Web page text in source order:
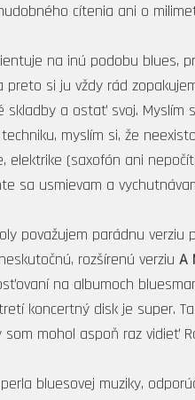
cítenia ani o
na inú podobu blues,
si ju vždy rád
skladby a ostať svoj.
myslím si, že
elektrike (saxofón ani
sa usmievam a
považujem parádnu verziu
rozšírenú verziu A
na albumoch
koncertný disk je super.
som mohol aspoň raz vidieť
bluesovej muziky,